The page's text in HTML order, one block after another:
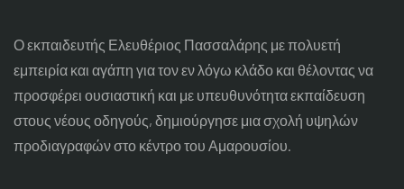
Ο εκπαιδευτής Ελευθέριος Πασσαλάρης με πολυετή
εμπειρία και αγάπη για τον εν λόγω κλάδο και θέλοντας να
προσφέρει ουσιαστική και με υπευθυνότητα εκπαίδευση
στους νέους οδηγούς, δημιούργησε μια σχολή υψηλών
προδιαγραφών στο κέντρο του Αμαρουσίου.